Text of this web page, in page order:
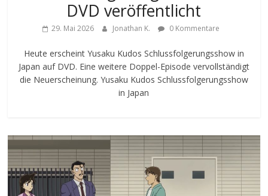
DVD veröffentlicht
29. Mai 2026 Jonathan K. 0 Kommentare
Heute erscheint Yusaku Kudos Schlussfolgerungsshow in
Japan auf DVD. Eine weitere Doppel-Episode vervollständigt
die Neuerscheinung. Yusaku Kudos Schlussfolgerungsshow
in Japan